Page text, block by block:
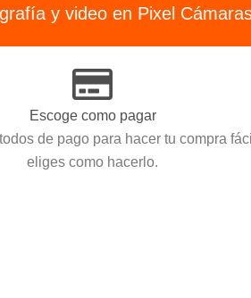
y video en Pixel
Compra protegida 100%
de pago y tus pedidos estarán
protegidos.